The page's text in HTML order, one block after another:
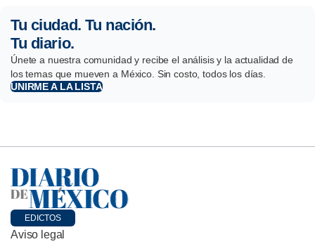
Tu ciudad. Tu nación.
Tu diario.
Únete a nuestra comunidad y recibe el análisis y la actualidad de
los temas que mueven a México. Sin costo, todos los días.
UNIRME A LA LISTA
EDICTOS
Aviso legal